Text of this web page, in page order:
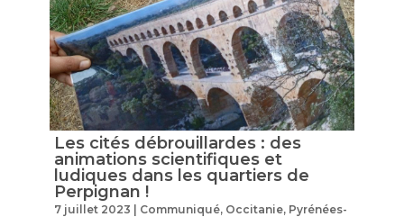
Les cités débrouillardes : des
animations scientifiques et
ludiques dans les quartiers de
Perpignan !
7 juillet 2023 | Communiqué, Occitanie, Pyrénées-